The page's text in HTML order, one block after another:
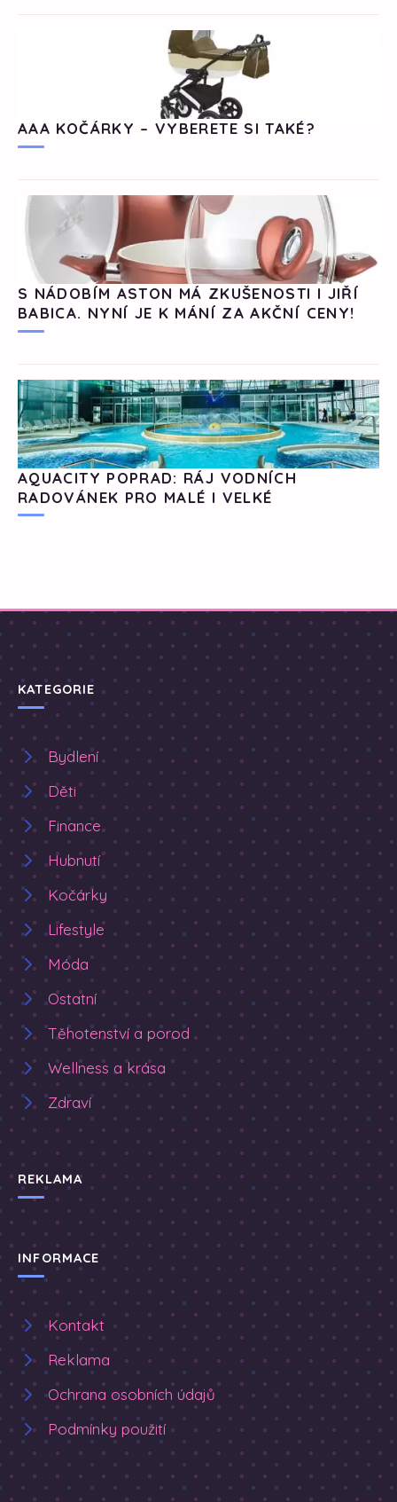
AAA KOČÁRKY – VYBERETE SI TAKÉ?
S NÁDOBÍM ASTON MÁ ZKUŠENOSTI I JIŘÍ
BABICA. NYNÍ JE K MÁNÍ ZA AKČNÍ CENY!
AQUACITY POPRAD: RÁJ VODNÍCH
RADOVÁNEK PRO MALÉ I VELKÉ
KATEGORIE
Bydlení
Děti
Finance
Hubnutí
Kočárky
Lifestyle
Móda
Ostatní
Těhotenství a porod
Wellness a krása
Zdraví
REKLAMA
INFORMACE
Kontakt
Reklama
Ochrana osobních údajů
Podmínky použití